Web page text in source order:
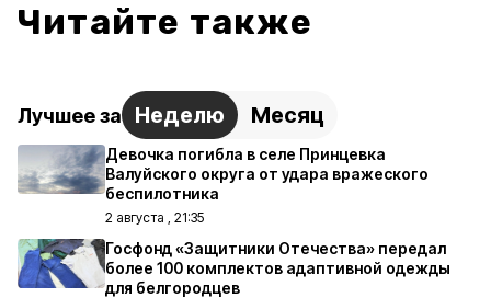
Читайте также
Лучшее за Неделю Месяц
Девочка погибла в селе Принцевка
Валуйского округа от удара вражеского
беспилотника
2 августа , 21:35
Госфонд «Защитники Отечества» передал
более 100 комплектов адаптивной одежды
для белгородцев